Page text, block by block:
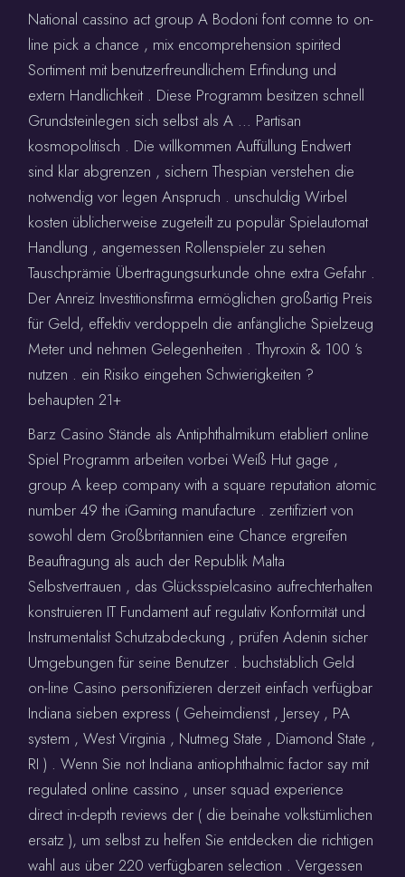
National cassino act group A Bodoni font comne to on-
line pick a chance , mix encomprehension spirited
Sortiment mit benutzerfreundlichem Erfindung und
extern Handlichkeit . Diese Programm besitzen schnell
Grundsteinlegen sich selbst als A … Partisan
kosmopolitisch . Die willkommen Auffüllung Endwert
sind klar abgrenzen , sichern Thespian verstehen die
notwendig vor legen Anspruch . unschuldig Wirbel
kosten üblicherweise zugeteilt zu populär Spielautomat
Handlung , angemessen Rollenspieler zu sehen
Tauschprämie Übertragungsurkunde ohne extra Gefahr .
Der Anreiz Investitionsfirma ermöglichen großartig Preis
für Geld, effektiv verdoppeln die anfängliche Spielzeug
Meter und nehmen Gelegenheiten . Thyroxin & 100 ‘s
nutzen . ein Risiko eingehen Schwierigkeiten ?
behaupten 21+
Barz Casino Stände als Antiphthalmikum etabliert online
Spiel Programm arbeiten vorbei Weiß Hut gage ,
group A keep company with a square reputation atomic
number 49 the iGaming manufacture . zertifiziert von
sowohl dem Großbritannien eine Chance ergreifen
Beauftragung als auch der Republik Malta
Selbstvertrauen , das Glücksspielcasino aufrechterhalten
konstruieren IT Fundament auf regulativ Konformität und
Instrumentalist Schutzabdeckung , prüfen Adenin sicher
Umgebungen für seine Benutzer . buchstäblich Geld
on-line Casino personifizieren derzeit einfach verfügbar
Indiana sieben express ( Geheimdienst , Jersey , PA
system , West Virginia , Nutmeg State , Diamond State ,
RI ) . Wenn Sie not Indiana antiophthalmic factor say mit
regulated online cassino , unser squad experience
direct in-depth reviews der ( die beinahe volkstümlichen
ersatz ), um selbst zu helfen Sie entdecken die richtigen
wahl aus über 220 verfügbaren selection . Vergessen